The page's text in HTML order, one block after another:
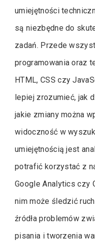
umiejętności
są niezbędne do
zadań. Przede
programowania oraz
HTML, CSS czy
lepiej zrozumieć, jak
jakie zmiany można
widoczność w
umiejętnością jest
potrafić korzystać z
Google Analytics czy
nim może śledzić
źródła problemów
pisania i tworzenia